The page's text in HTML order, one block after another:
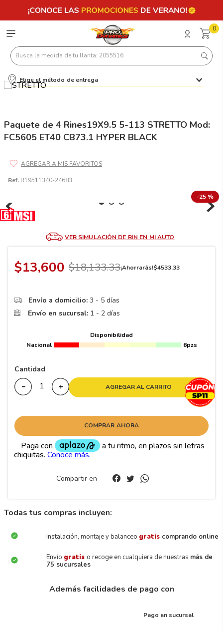
0
Busca la medida de tu llanta: 2055516
Elige el método de entrega
Paquete de 4 Rines19X9.5 5-113 STRETTO Mod:
FC5605 ET40 CB73.1 HYPER BLACK
Ref. R19511340-24683
-25 %
VER SIMULACIÓN DE RIN EN MI AUTO
$13,600 $18,133.33¡Ahorrarás!$4533.33
Envío a domicilio: 3 - 5 días
Envío en sucursal: 1 - 2 días
Disponibilidad
Nacional
6pzs
Cantidad
＋
－ AGREGAR AL CARRITO
COMPRAR AHORA
Compartir en
Todas tus compras incluyen:
Instalación, montaje y balanceo gratis comprando online
Envío gratis o recoge en cualquiera de nuestras más de
75 sucursales
Además facilidades de pago con
Pago en sucursal
Términos más buscados
3.225
7 195 65 15
9.265